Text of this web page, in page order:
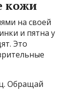
кожи
на своей
и пятна у
Это
Обращай